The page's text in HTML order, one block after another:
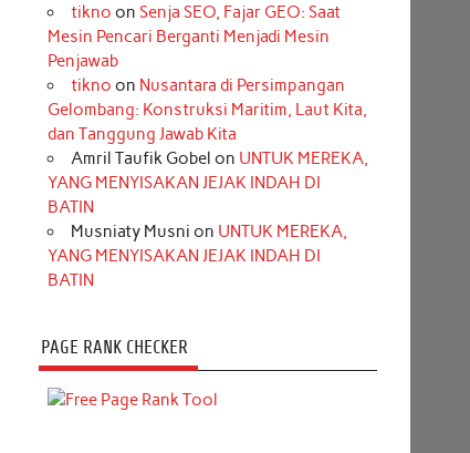
tikno on Senja SEO, Fajar GEO: Saat
Mesin Pencari Berganti Menjadi Mesin
Penjawab
tikno on Nusantara di Persimpangan
Gelombang: Konstruksi Maritim, Laut Kita,
dan Tanggung Jawab Kita
Amril Taufik Gobel on UNTUK MEREKA,
YANG MENYISAKAN JEJAK INDAH DI
BATIN
Musniaty Musni on UNTUK MEREKA,
YANG MENYISAKAN JEJAK INDAH DI
BATIN
PAGE RANK CHECKER